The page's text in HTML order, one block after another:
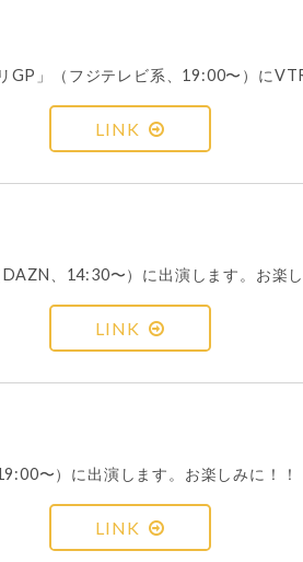
」（フジテレビ系、19:00〜）に
LINK
、14:30〜）に出演します。お楽し
LINK
〜）に出演します。お楽しみに！！
LINK